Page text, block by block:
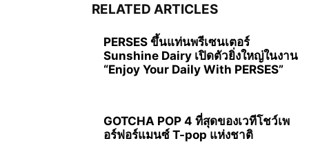
RELATED ARTICLES
PERSES ขึ้นแท่นพรีเซนเตอร์
Sunshine Dairy เปิดตัวยิ่งใหญ่ในงาน
“Enjoy Your Daily With PERSES”
GOTCHA POP 4 ที่สุดของเวทีโชว์เพ
อร์ฟอร์แมนซ์ T-pop แห่งชาติ